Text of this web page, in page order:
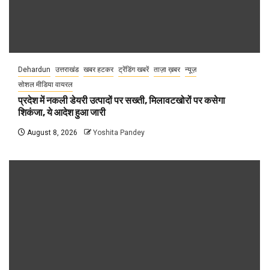
Dehardun उत्तराखंड खबर हटकर ट्रेंडिंग खबरें ताज़ा ख़बर न्यूज़
सोशल मीडिया वायरल
प्रदेश में नकली डेयरी उत्पादों पर सख्ती, मिलावटखोरों पर कसेगा
शिकंजा, ये आदेश हुआ जारी
August 8, 2026 Yoshita Pandey